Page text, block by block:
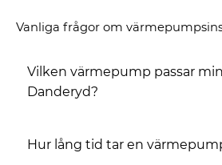
Vanliga frågor om
Vilken värmepump passar
Danderyd?
Hur lång tid tar en